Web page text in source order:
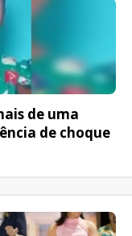
de uma
de choque